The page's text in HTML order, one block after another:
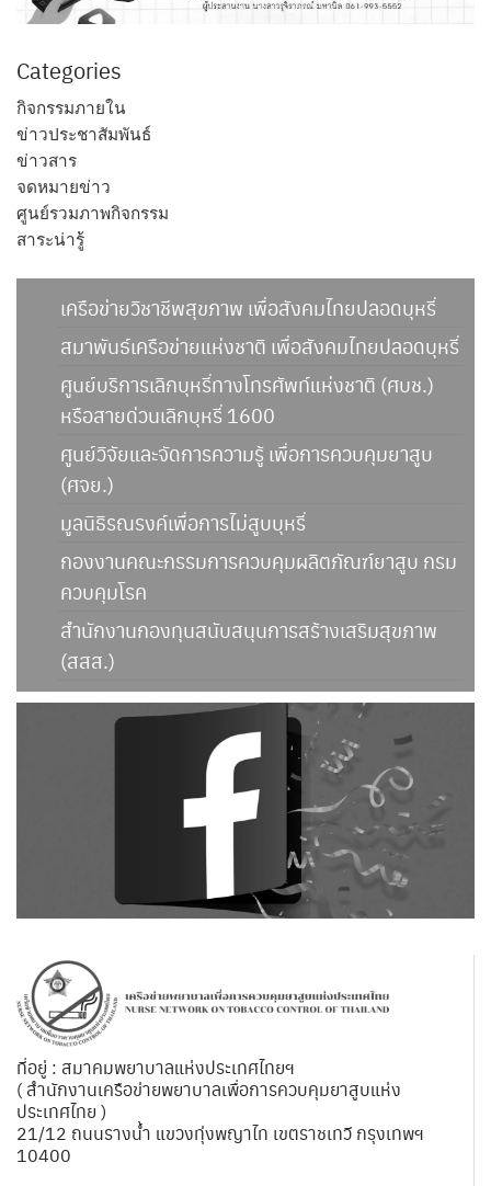
Categories
กิจกรรมภายใน
ข่าวประชาสัมพันธ์
ข่าวสาร
จดหมายข่าว
ศูนย์รวมภาพกิจกรรม
สาระน่ารู้
เครือข่ายวิชาชีพสุขภาพ เพื่อสังคมไทยปลอดบุหรี่
สมาพันธ์เครือข่ายแห่งชาติ เพื่อสังคมไทยปลอดบุหรี่
ศูนย์บริการเลิกบุหรี่ทางโทรศัพท์แห่งชาติ (ศบช.)
หรือสายด่วนเลิกบุหรี่ 1600
ศูนย์วิจัยและจัดการความรู้ เพื่อการควบคุมยาสูบ
(ศจย.)
มูลนิธิรณรงค์เพื่อการไม่สูบบุหรี่
กองงานคณะกรรมการควบคุมผลิตภัณฑ์ยาสูบ กรม
ควบคุมโรค
สำนักงานกองทุนสนับสนุนการสร้างเสริมสุขภาพ
(สสส.)
ที่อยู่ : สมาคมพยาบาลแห่งประเทศไทยฯ
( สำนักงานเครือข่ายพยาบาลเพื่อการควบคุมยาสูบแห่ง
ประเทศไทย )
21/12 ถนนรางน้ำ แขวงทุ่งพญาไท เขตราชเทวี กรุงเทพฯ
10400